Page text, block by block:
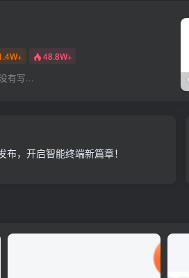
48.8W+
有写...
，开启智能终端新篇章！